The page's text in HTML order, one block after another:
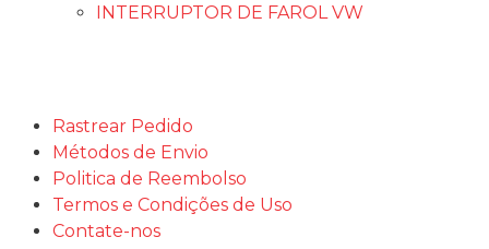
INTERRUPTOR DE FAROL VW
Rastrear Pedido
Métodos de Envio
Politica de Reembolso
Termos e Condições de Uso
Contate-nos